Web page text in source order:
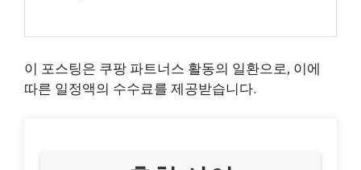
이 포스팅은 쿠팡 파트너스 활동의 일환으로, 이에
따른 일정액의 수수료를 제공받습니다.